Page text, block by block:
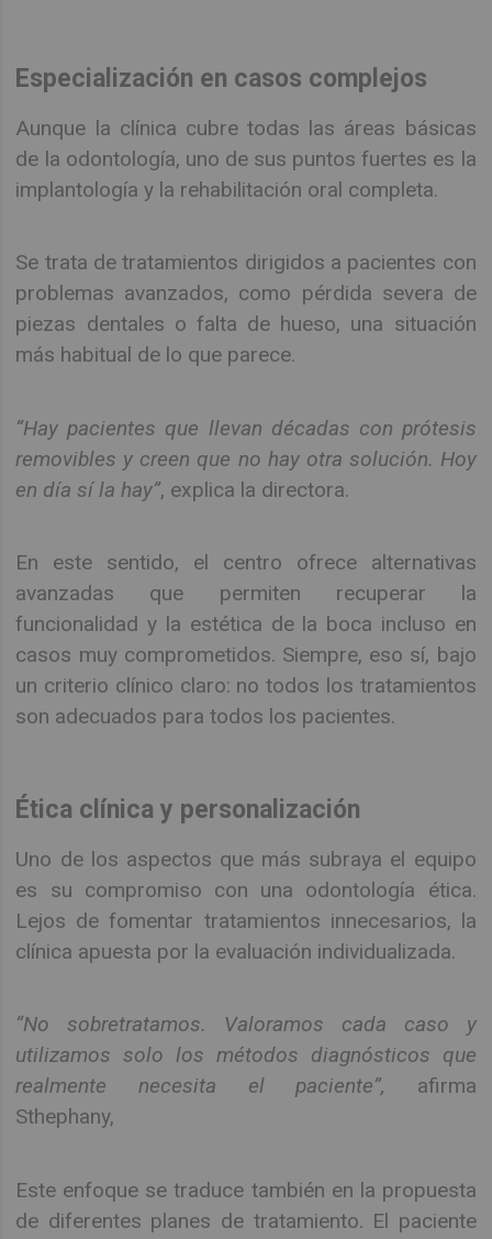
Especialización en casos complejos
Aunque la clínica cubre todas las áreas básicas
de la odontología, uno de sus puntos fuertes es la
implantología y la rehabilitación oral completa.
Se trata de tratamientos dirigidos a pacientes con
problemas avanzados, como pérdida severa de
piezas dentales o falta de hueso, una situación
más habitual de lo que parece.
“Hay pacientes que llevan décadas con prótesis
removibles y creen que no hay otra solución. Hoy
en día sí la hay”, explica la directora.
En este sentido, el centro ofrece alternativas
avanzadas que permiten recuperar la
funcionalidad y la estética de la boca incluso en
casos muy comprometidos. Siempre, eso sí, bajo
un criterio clínico claro: no todos los tratamientos
son adecuados para todos los pacientes.
Ética clínica y personalización
Uno de los aspectos que más subraya el equipo
es su compromiso con una odontología ética.
Lejos de fomentar tratamientos innecesarios, la
clínica apuesta por la evaluación individualizada.
“No sobretratamos. Valoramos cada caso y
utilizamos solo los métodos diagnósticos que
realmente necesita el paciente”, afirma
Sthephany,
Este enfoque se traduce también en la propuesta
de diferentes planes de tratamiento. El paciente